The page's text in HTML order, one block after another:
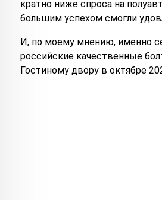
кратно ниже спроса на
большим успехом смогли
И, по моему мнению, именно
российские качественные
Гостиному двору в октябре